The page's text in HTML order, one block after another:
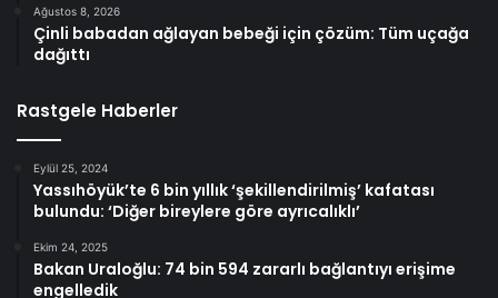
Ağustos 8, 2026
Çinli babadan ağlayan bebeği için çözüm: Tüm uçağa
dağıttı
Rastgele Haberler
Eylül 25, 2024
Yassıhöyük’te 6 bin yıllık ‘şekillendirilmiş’ kafatası
bulundu: ‘Diğer bireylere göre ayrıcalıklı’
Ekim 24, 2025
Bakan Uraloğlu: 74 bin 594 zararlı bağlantıyı erişime
engelledik